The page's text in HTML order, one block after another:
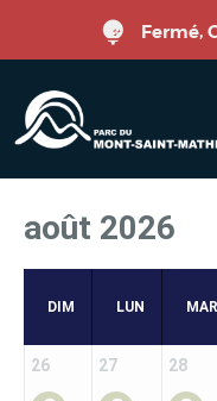
Fermé,
août 2026
DIM LUN MAR
26 27 28